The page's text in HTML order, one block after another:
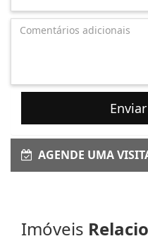
AGENDE UMA
Imóveis